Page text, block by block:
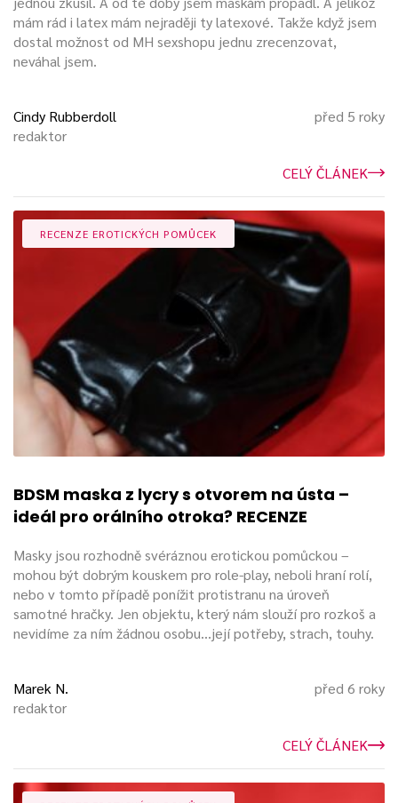
připravil, dokáže submisivního jedince kvalitě vzrušit.
Dominantní z páru je zase vzrušen a opojenpocitem moci
nad svým otrokem. Použití masky dokáže otroka ponížit až
odosobnit.
Člověk v kukle již není člověk, jehož názory a pocity někoho
zajímají. Byl postaven do role pouhé sexuální hračky, která
nemá
jiný důvod existence
, než plnit přání svého majitele.
Zvláštním typem masek jsou masky znázorňující hlavy
zvířat, třeba psa nebo kočky.
Stylizace do zvířete degraduje z pozice člověka na úroveň
zvířete. Ponížení je tak ještě intenzivnější. Dalším důvodem
pro zvířecí masky může být skrytá nebo přiznaná zoofilie.
dostačující, nelze proti této aktivitě nic namítat. Zvířecí
masky najdou uplatnění i při hraní rolí.
Kukly s otvory v oblasti úst
Tento typ kukel je natolik důležitý, že si zaslouží zvláštní
odstavec.PO odkrytí často následuje orální sex a různé
další lízací aktivity. Pán poručí otrokovi něco olízat a u toho
Otrok netuší, co líže a tato nevědomost ho děsí a vzrušuje
vzápětí se věnuje penisu. Pokud svého pána neuspokojí,
může následovat trest v podobě ubrání vzduchu, nebo
aplikace roubíku.
mám rád i latex mám nejraději ty latexové. Takže když jsem
dostal možnost od MH sexshopu jednu zrecenzovat,
neváhal jsem.
Cindy Rubberdoll
redaktor
před 5 roky
CELÝ ČLÁNEK
RECENZE EROTICKÝCH POMŮCEK
BDSM maska z lycry s otvorem na ústa –
ideál pro orálního otroka? RECENZE
Masky jsou rozhodně svéráznou erotickou pomůckou –
mohou být dobrým kouskem pro role-play, neboli hraní rolí,
nebo v tomto případě ponížit protistranu na úroveň
samotné hračky. Jen objektu, který nám slouží pro rozkoš a
nevidíme za ním žádnou osobu...její potřeby, strach, touhy.
Marek N.
redaktor
před 6 roky
CELÝ ČLÁNEK